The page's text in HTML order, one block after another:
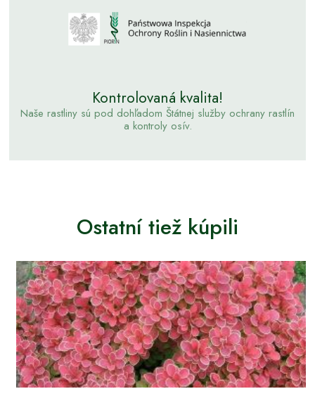
Kontrolovaná kvalita!
Naše rastliny sú pod dohľadom Štátnej služby ochrany rastlín
a kontroly osív.
Ostatní tiež kúpili